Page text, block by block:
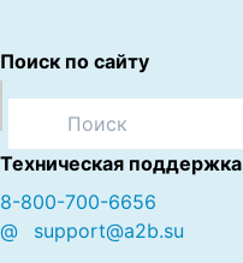
Поиск по сайту
Техническая поддержка
8-800-700-6656
@
support@a2b.su